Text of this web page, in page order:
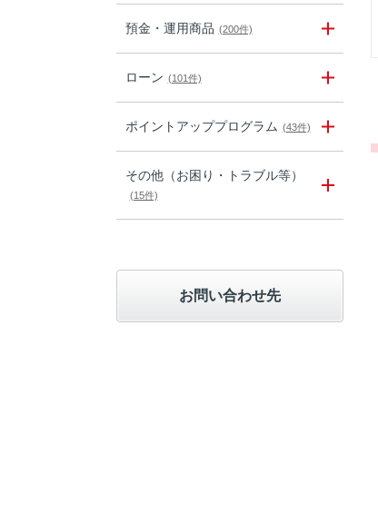
預金・運用商品 (200件)
ローン (101件)
ポイントアッププログラム (43件)
その他（お困り・トラブル等）
(15件)
お問い合わせ先